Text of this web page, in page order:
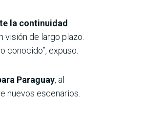
la continuidad
visión de largo plazo.
conocido”, expuso.
Paraguay, al
nuevos escenarios.